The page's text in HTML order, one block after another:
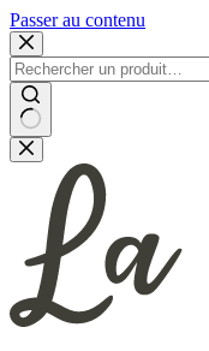
Passer au contenu
Aucun
résultat